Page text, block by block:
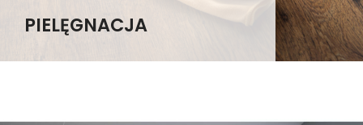
PIELĘGNACJA